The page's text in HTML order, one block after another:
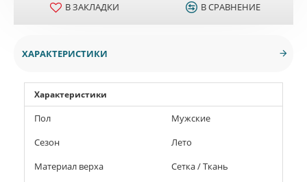
В ЗАКЛАДКИ В СРАВНЕНИЕ
ХАРАКТЕРИСТИКИ
Характеристики
Пол
Мужские
Сезон
Лето
Материал верха
Сетка / Ткань